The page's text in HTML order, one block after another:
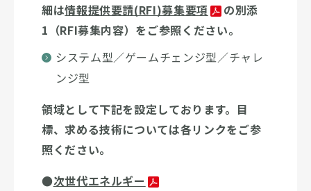
細は情報提供要請(RFI)募集要項
の別添
1（RFI募集内容）をご参照ください。
システム型／ゲームチェンジ型／チャレ
ンジ型
領域として下記を設定しております。目
標、求める技術については各リンクをご参
照ください。
●次世代エネルギー